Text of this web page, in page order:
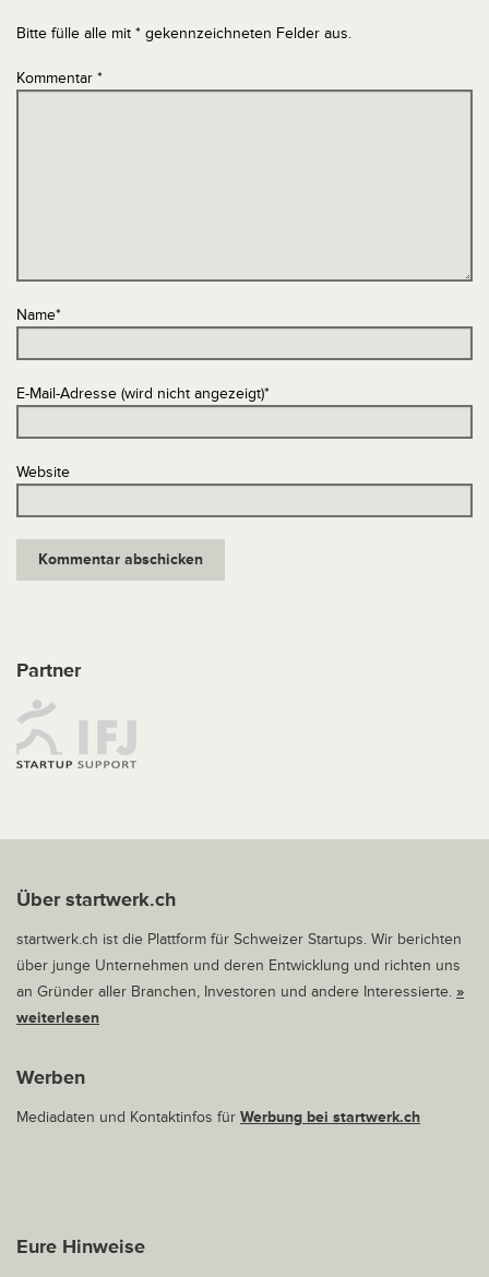
Bitte fülle alle mit * gekennzeichneten Felder aus.
Kommentar *
Name*
E-Mail-Adresse (wird nicht angezeigt)*
Website
Partner
Über startwerk.ch
startwerk.ch ist die Plattform für Schweizer Startups. Wir berichten
über junge Unternehmen und deren Entwicklung und richten uns
an Gründer aller Branchen, Investoren und andere Interessierte. »
weiterlesen
Werben
Mediadaten und Kontaktinfos für Werbung bei startwerk.ch
Eure Hinweise